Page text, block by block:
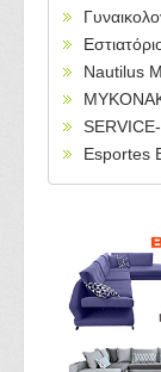
Nautilus
Esportes